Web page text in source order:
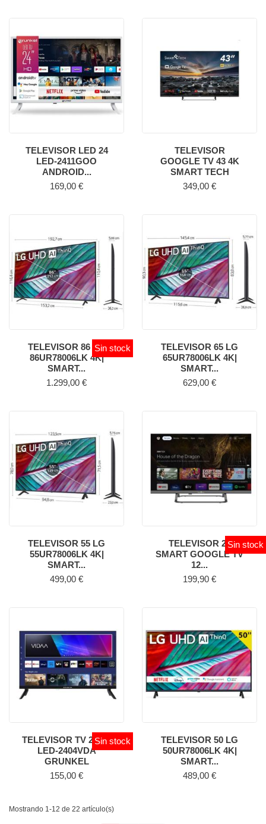
TELEVISOR LED 24
LED-2411GOO
ANDROID...
Precio
169,00 €
TELEVISOR
GOOGLE TV 43 4K
SMART TECH
Precio
349,00 €
TELEVISOR 86 LG
86UR78006LK 4K|
SMART...
Sin stock
Precio
1.299,00 €
TELEVISOR 65 LG
65UR78006LK 4K|
SMART...
Precio
629,00 €
TELEVISOR 55 LG
55UR78006LK 4K|
SMART...
Precio
499,00 €
TELEVISOR 24
SMART GOOGLE TV
12...
Sin stock
Precio
199,90 €
TELEVISOR TV 24 4K
LED-2404VDA
GRUNKEL
Sin stock
Precio
155,00 €
TELEVISOR 50 LG
50UR78006LK 4K|
SMART...
Precio
489,00 €
Mostrando 1-12 de 22 artículo(s)